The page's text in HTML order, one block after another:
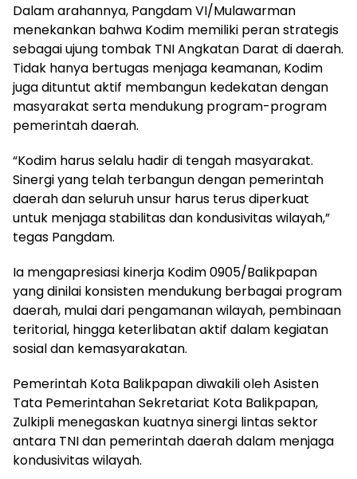
Dalam arahannya, Pangdam VI/Mulawarman
menekankan bahwa Kodim memiliki peran strategis
sebagai ujung tombak TNI Angkatan Darat di daerah.
Tidak hanya bertugas menjaga keamanan, Kodim
juga dituntut aktif membangun kedekatan dengan
masyarakat serta mendukung program-program
pemerintah daerah.
“Kodim harus selalu hadir di tengah masyarakat.
Sinergi yang telah terbangun dengan pemerintah
daerah dan seluruh unsur harus terus diperkuat
untuk menjaga stabilitas dan kondusivitas wilayah,”
tegas Pangdam.
Ia mengapresiasi kinerja Kodim 0905/Balikpapan
yang dinilai konsisten mendukung berbagai program
daerah, mulai dari pengamanan wilayah, pembinaan
teritorial, hingga keterlibatan aktif dalam kegiatan
sosial dan kemasyarakatan.
Pemerintah Kota Balikpapan diwakili oleh Asisten
Tata Pemerintahan Sekretariat Kota Balikpapan,
Zulkipli menegaskan kuatnya sinergi lintas sektor
antara TNI dan pemerintah daerah dalam menjaga
kondusivitas wilayah.